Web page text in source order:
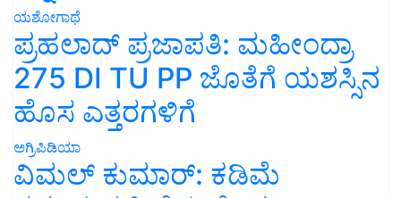
ಯಶೋಗಾಥೆ
ಪ್ರಹಲಾದ್ ಪ್ರಜಾಪತಿ: ಮಹೀಂದ್ರಾ
275 DI TU PP ಜೊತೆಗೆ ಯಶಸ್ಸಿನ
ಹೊಸ ಎತ್ತರಗಳಿಗೆ
ಅಗ್ರಿಪಿಡಿಯಾ
ವಿಮಲ್ ಕುಮಾರ್: ಕಡಿಮೆ